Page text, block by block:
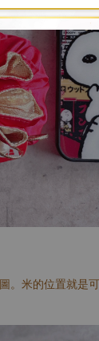
。米的位置就是